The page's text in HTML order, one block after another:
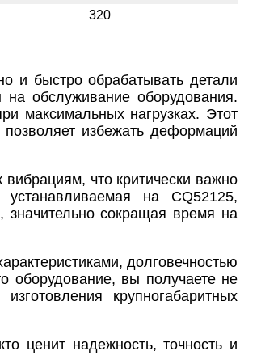
320
и быстро обрабатывать детали
на обслуживание оборудования.
максимальных нагрузках. Этот
позволяет избежать деформаций
вибрациям, что критически важно
на CQ52125,
значительно сокращая время на
долговечностью
оборудование, вы получаете не
крупногабаритных
ценит надежность, точность и